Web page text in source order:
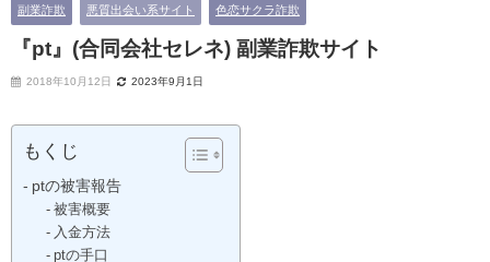
副業詐欺 悪質出会い系サイト 色恋サクラ詐欺
『pt』(合同会社セレネ) 副業詐欺サイト
2018年10月12日 2023年9月1日
もくじ
ptの被害報告
被害概要
入金方法
ptの手口